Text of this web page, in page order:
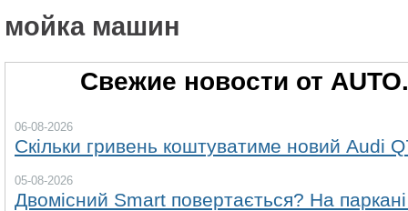
мойка машин
Свежие новости от
06-08-2026
Скільки гривень коштуватиме новий Audi
05-08-2026
Двомісний Smart повертається? На